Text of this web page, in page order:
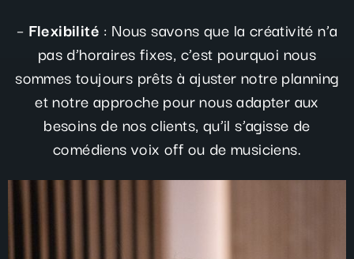
– Flexibilité : Nous savons que la créativité n’a
pas d’horaires fixes, c’est pourquoi nous
sommes toujours prêts à ajuster notre planning
et notre approche pour nous adapter aux
besoins de nos clients, qu’il s’agisse de
comédiens voix off ou de musiciens.